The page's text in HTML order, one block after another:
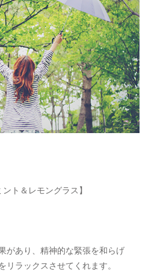
ト＆レモングラス】
があり、精神的な緊張を和らげ
リラックスさせてくれます。